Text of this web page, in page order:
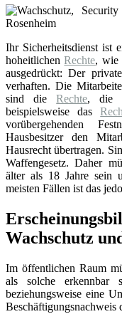
Ihr Sicherheitsdienst ist
hoheitlichenRechte, wie
ausgedrückt: Der
verhaften. Die
sind dieRechte, die
beispielsweise das
vorübergehenden
Hausbesitzer den
Hausrecht übertragen.
Waffengesetz. Daher
älter als 18 Jahre sein
meisten Fällen ist das
Wachschutz
Im öffentlichen Raum
als solche erkennbar
beziehungsweise eine
Beschäftigungsnachweis